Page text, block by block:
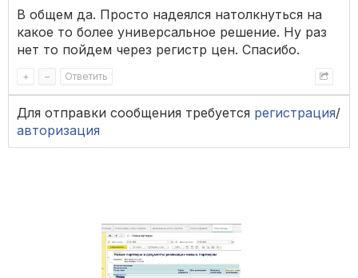
В общем да. Просто надеялся натолкнуться на
какое то более универсальное решение. Ну раз
нет то пойдем через регистр цен. Спасибо.
+ – Ответить
Для отправки сообщения требуется регистрация/
авторизация